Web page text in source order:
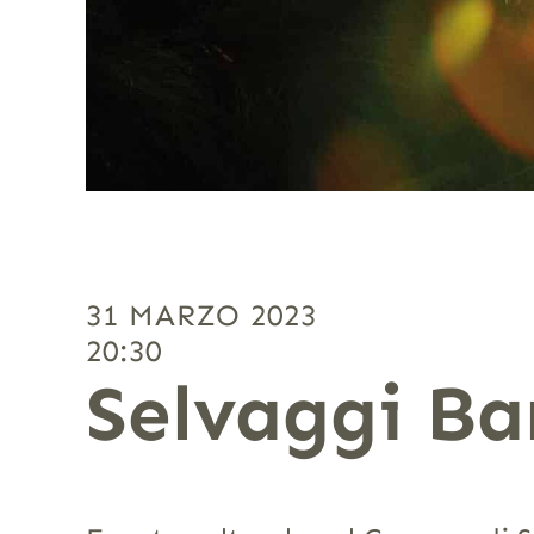
31 MARZO 2023
20:30
Selvaggi